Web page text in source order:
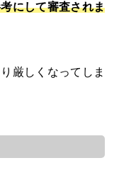
にして審査されま
厳しくなってしま